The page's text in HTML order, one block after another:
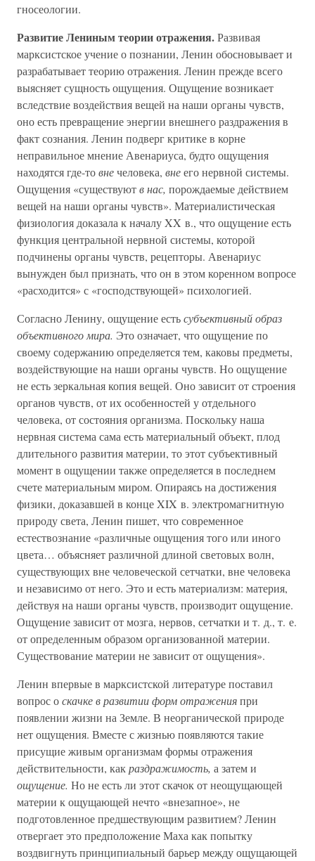
гносеологии.
Развитие Лениным теории отражения.Развивая
марксистское учение о познании, Ленин обосновывает и
разрабатывает теорию отражения. Ленин прежде всего
выясняет сущность ощущения. Ощущение возникает
вследствие воздействия вещей на наши органы чувств,
оно есть превращение энергии внешнего раздражения в
факт сознания. Ленин подверг критике в корне
неправильное мнение Авенариуса, будто ощущения
находятся где-товнечеловека, внеего нервной системы.
Ощущения «существуютв нас, порождаемые действием
вещей на наши органы чувств». Материалистическая
физиология доказала к началу XX в., что ощущение есть
функция центральной нервной системы, которой
подчинены органы чувств, рецепторы. Авенариус
вынужден был признать, что он в этом коренном вопросе
«расходится» с «господствующей» психологией.
Согласно Ленину, ощущение естьсубъективный образ
объективного мира. Это означает, что ощущение по
своему содержанию определяется тем, каковы предметы,
воздействующие на наши органы чувств. Но ощущение
не есть зеркальная копия вещей. Оно зависит от строения
органов чувств, от их особенностей у отдельного
человека, от состояния организма. Поскольку наша
нервная система сама есть материальный объект, плод
длительного развития материи, то этот субъективный
момент в ощущении также определяется в последнем
счете материальным миром. Опираясь на достижения
физики, доказавшей в конце XIX в. электромагнитную
природу света, Ленин пишет, что современное
естествознание «различные ощущения того или иного
цвета… объясняет различной длиной световых волн,
существующих вне человеческой сетчатки, вне человека
и независимо от него. Это и есть материализм: материя,
действуя на наши органы чувств, производит ощущение.
Ощущение зависит от мозга, нервов, сетчатки и т. д., т. е.
от определенным образом организованной материи.
Существование материи не зависит от ощущения».
Ленин впервые в марксистской литературе поставил
вопрос оскачке в развитии форм отраженияпри
появлении жизни на Земле. В неорганической природе
нет ощущения. Вместе с жизнью появляются такие
присущие живым организмам формы отражения
действительности, какраздражимость, а затем и
ощущение. Но не есть ли этот скачок от неощущающей
материи к ощущающей нечто «внезапное», не
подготовленное предшествующим развитием? Ленин
отвергает это предположение Маха как попытку
воздвигнуть принципиальный барьер между ощущающей